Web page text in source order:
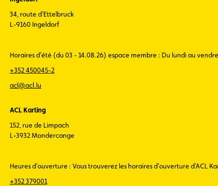
34, route d'Ettelbruck
L-9160 Ingeldorf
Horaires d'été (du 03 - 14.08.26) espace membre : Du lundi au
+352 450045-2
acl@acl.lu
ACL Karting
152, rue de Limpach
L-3932 Mondercange
Heures d'ouverture : Vous trouverez les horaires d'ouverture d'ACL
+352 379001